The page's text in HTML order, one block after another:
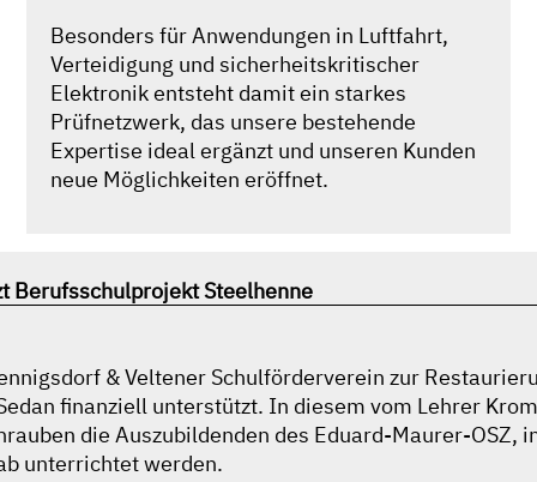
Besonders für Anwendungen in Luftfahrt,
Verteidigung und sicherheitskritischer
Elektronik entsteht damit ein starkes
Prüfnetzwerk, das unsere bestehende
Expertise ideal ergänzt und unseren Kunden
neue Möglichkeiten eröffnet.
Berufsschulprojekt Steelhenne
& Veltener Schulförderverein zur
finanziell unterstützt. In diesem vom Lehrer
die Auszubildenden des Eduard-Maurer-OSZ,
unterrichtet werden.